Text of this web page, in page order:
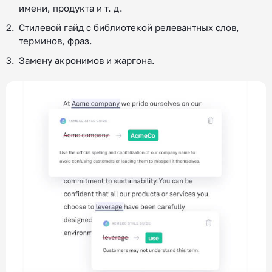
имени, продукта и т. д.
Стилевой гайд с библиотекой релевантных слов,
терминов, фраз.
Замену акронимов и жаргона.